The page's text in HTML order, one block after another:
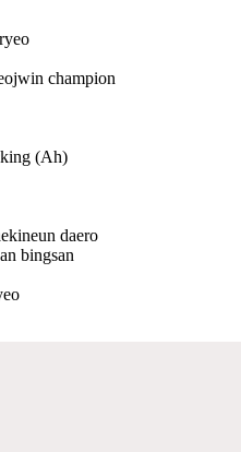
champion
(Ah)
daero
bingsan